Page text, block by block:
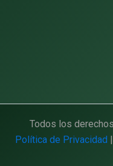
Todos los
Política de Privacidad |